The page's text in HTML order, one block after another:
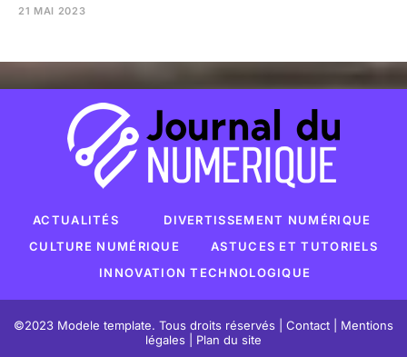
21 MAI 2023
ACTUALITÉS
DIVERTISSEMENT NUMÉRIQUE
CULTURE NUMÉRIQUE
ASTUCES ET TUTORIELS
INNOVATION TECHNOLOGIQUE
©2023 Modele template. Tous droits réservés | Contact
Mentions
légales
Plan du site